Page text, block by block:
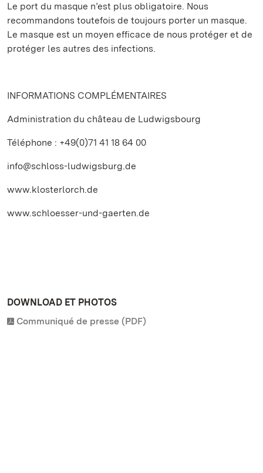
Le port du masque n’est plus obligatoire. Nous
recommandons toutefois de toujours porter un masque.
Le masque est un moyen efficace de nous protéger et de
protéger les autres des infections.
INFORMATIONS COMPLÉMENTAIRES
Administration du château de Ludwigsbourg
Téléphone : +49(0)71 41 18 64 00
info@schloss-ludwigsburg.de
www.klosterlorch.de
www.schloesser-und-gaerten.de
DOWNLOAD ET PHOTOS
Communiqué de presse (PDF)